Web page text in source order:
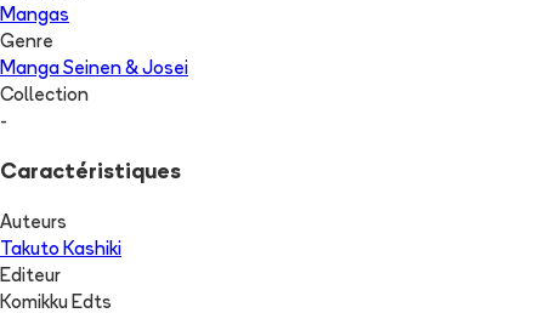
Mangas
Genre
Manga Seinen & Josei
Collection
-
Caractéristiques
Auteurs
Takuto Kashiki
Editeur
Komikku Edts